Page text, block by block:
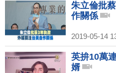
朱立倫批
作關係
2019-05-14
英拚10萬
婿